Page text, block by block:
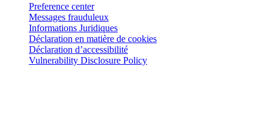
Preference center
Messages frauduleux
Informations Juridiques
Déclaration en matière de cookies
Déclaration d’accessibilité
Vulnerability Disclosure Policy